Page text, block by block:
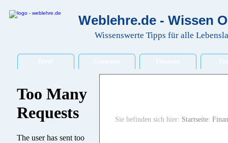
Weblehre.de - Wissen
Wissenswerte Tipps für alle
Sie befinden sich hier: Startseite: